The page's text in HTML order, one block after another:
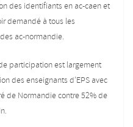
des identifiants en ac-caen et
demandé à tous les
ac-normandie.
participation est largement
des enseignants d’EPS avec
de Normandie contre 52% de